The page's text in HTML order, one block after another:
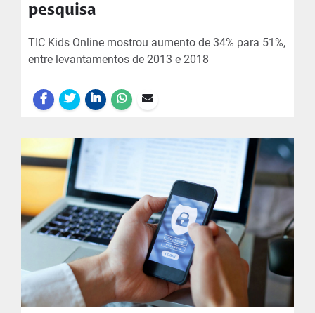
pesquisa
TIC Kids Online mostrou aumento de 34% para 51%,
entre levantamentos de 2013 e 2018